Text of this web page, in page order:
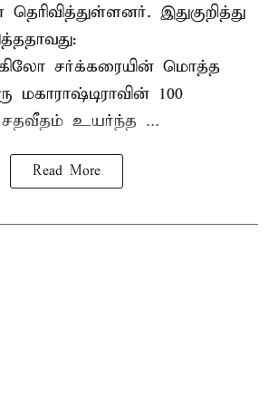
இதுகுறித்து
கிலோ சர்க்கரையின் மொத்த
மகாராஷ்டிராவின் 100
சதவீதம் உயர்ந்த ...
Read More